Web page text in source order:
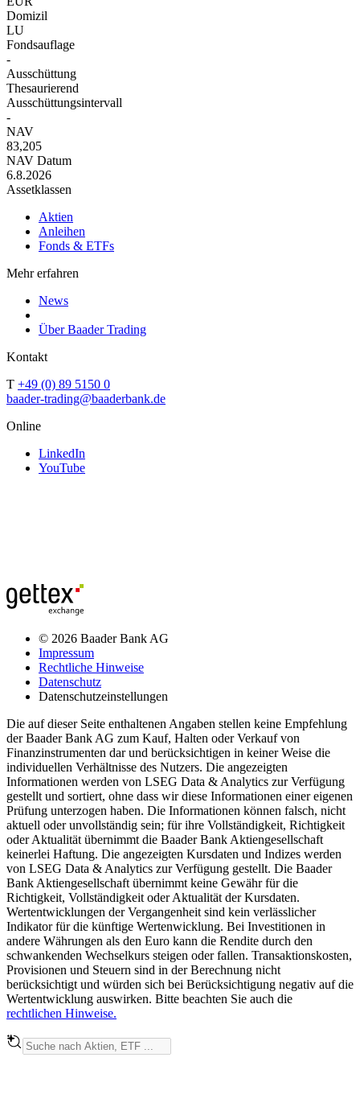
Domizil
LU
Fondsauflage
-
Ausschüttung
Thesaurierend
Ausschüttungsintervall
-
NAV
83,205
NAV Datum
6.8.2026
Assetklassen
Aktien
Anleihen
Fonds & ETFs
Mehr erfahren
News
Über Baader Trading
Kontakt
T +49 (0) 89 5150 0
baader-trading@baaderbank.de
Online
LinkedIn
YouTube
© 2026 Baader Bank AG
Impressum
Rechtliche Hinweise
Datenschutz
Datenschutzeinstellungen
Die auf dieser Seite enthaltenen Angaben stellen keine Empfehlung
der Baader Bank AG zum Kauf, Halten oder Verkauf von
Finanzinstrumenten dar und berücksichtigen in keiner Weise die
individuellen Verhältnisse des Nutzers. Die angezeigten
Informationen werden von LSEG Data & Analytics zur Verfügung
gestellt und sortiert, ohne dass wir diese Informationen einer eigenen
Prüfung unterzogen haben. Die Informationen können falsch, nicht
aktuell oder unvollständig sein; für ihre Vollständigkeit, Richtigkeit
oder Aktualität übernimmt die Baader Bank Aktiengesellschaft
keinerlei Haftung. Die angezeigten Kursdaten und Indizes werden
von LSEG Data & Analytics zur Verfügung gestellt. Die Baader
Bank Aktiengesellschaft übernimmt keine Gewähr für die
Richtigkeit, Vollständigkeit oder Aktualität der Kursdaten.
Wertentwicklungen der Vergangenheit sind kein verlässlicher
Indikator für die künftige Wertenwicklung. Bei Investitionen in
andere Währungen als den Euro kann die Rendite durch den
schwankenden Wechselkurs steigen oder fallen. Transaktionskosten,
Provisionen und Steuern sind in der Berechnung nicht
berücksichtigt und würden sich bei Berücksichtigung negativ auf die
Wertentwicklung auswirken. Bitte beachten Sie auch die
rechtlichen Hinweise.